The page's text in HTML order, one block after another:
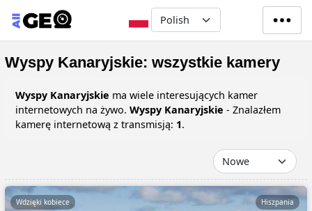
Przejdź do treści
Select your language
Wyspy Kanaryjskie: wszystkie kamery
Wyspy Kanaryjskie ma wiele interesujących kamer
internetowych na żywo. Wyspy Kanaryjskie - Znalazłem
kamerę internetową z transmisją: 1.
Wdzięki kobiece Hiszpania